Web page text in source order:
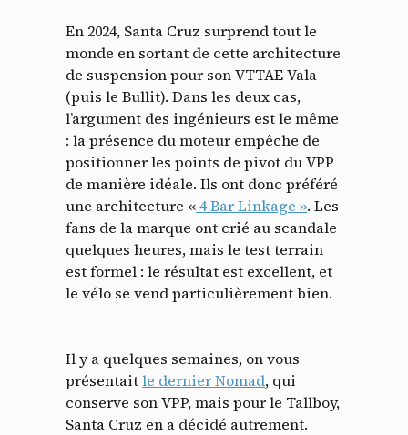
En 2024, Santa Cruz surprend tout le
monde en sortant de cette architecture
de suspension pour son VTTAE Vala
(puis le Bullit). Dans les deux cas,
l’argument des ingénieurs est le même
: la présence du moteur empêche de
positionner les points de pivot du VPP
de manière idéale. Ils ont donc préféré
une architecture «4 Bar Linkage ». Les
fans de la marque ont crié au scandale
quelques heures, mais le test terrain
est formel : le résultat est excellent, et
le vélo se vend particulièrement bien.
Il y a quelques semaines, on vous
présentaitle dernier Nomad, qui
conserve son VPP, mais pour le Tallboy,
Santa Cruz en a décidé autrement.